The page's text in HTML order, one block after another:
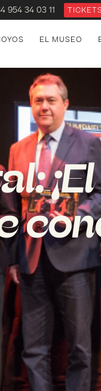
954 34 03 11
EL MUSEO